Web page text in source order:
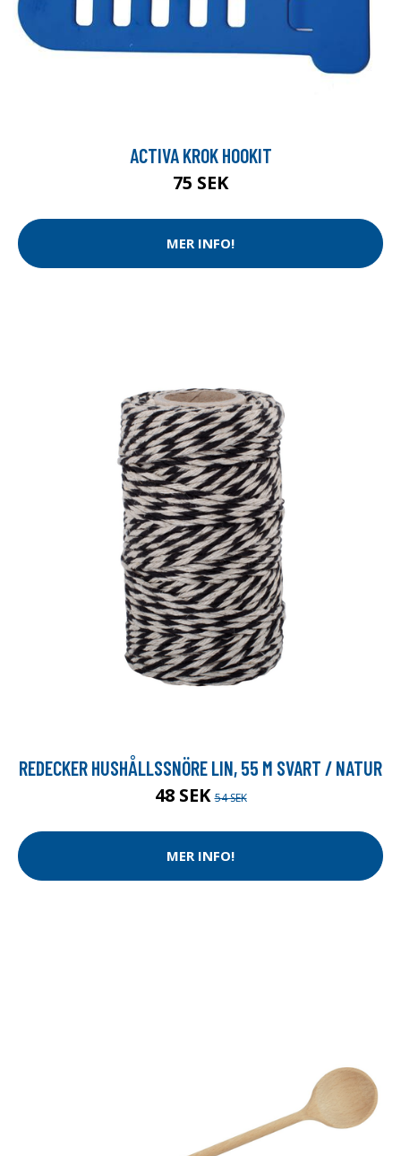
ACTIVA KROK HOOKIT
75 SEK
MER INFO!
REDECKER HUSHÅLLSSNÖRE LIN, 55 M SVART / NATUR
48 SEK54 SEK
MER INFO!